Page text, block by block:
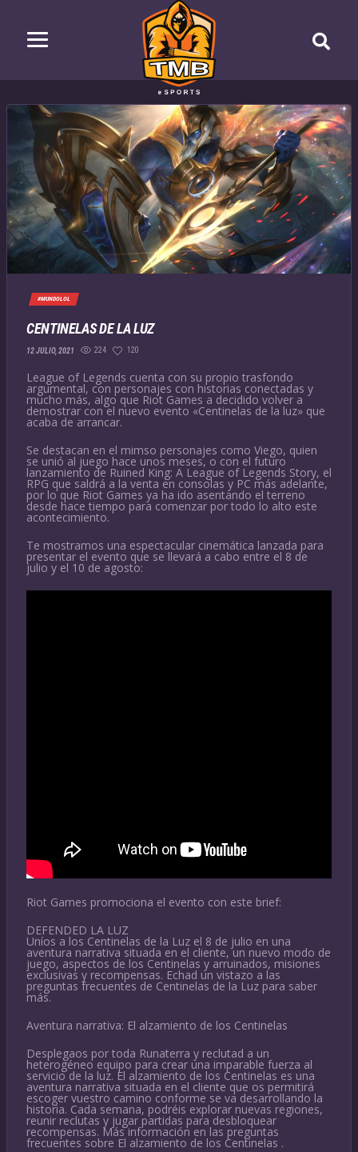
#MUNDOLOL
CENTINELAS DE LA LUZ
12 JULIO, 2021 224 120
League of Legends cuenta con su propio trasfondo
argumental, con personajes con historias conectadas y
mucho más, algo que Riot Games a decidido volver a
demostrar con el nuevo evento «Centinelas de la luz» que
acaba de arrancar.
Se destacan en el mimso personajes como Viego, quien
se unió al juego hace unos meses, o con el futuro
lanzamiento de Ruined King: A League of Legends Story, el
RPG que saldrá a la venta en consolas y PC más adelante,
por lo que Riot Games ya ha ido asentando el terreno
desde hace tiempo para comenzar por todo lo alto este
acontecimiento.
Te mostramos una espectacular cinemática lanzada para
presentar el evento que se llevará a cabo entre el 8 de
julio y el 10 de agosto:
Riot Games promociona el evento con este brief:
DEFENDED LA LUZ
Uníos a los Centinelas de la Luz el 8 de julio en una
aventura narrativa situada en el cliente, un nuevo modo de
juego, aspectos de los Centinelas y arruinados, misiones
exclusivas y recompensas. Echad un vistazo a las
preguntas frecuentes de Centinelas de la Luz para saber
más.
Aventura narrativa: El alzamiento de los Centinelas
Desplegaos por toda Runaterra y reclutad a un
heterogéneo equipo para crear una imparable fuerza al
servicio de la luz. El alzamiento de los Centinelas es una
aventura narrativa situada en el cliente que os permitirá
escoger vuestro camino conforme se va desarrollando la
historia. Cada semana, podréis explorar nuevas regiones,
reunir reclutas y jugar partidas para desbloquear
recompensas. Más información en las preguntas
frecuentes sobre El alzamiento de los Centinelas .